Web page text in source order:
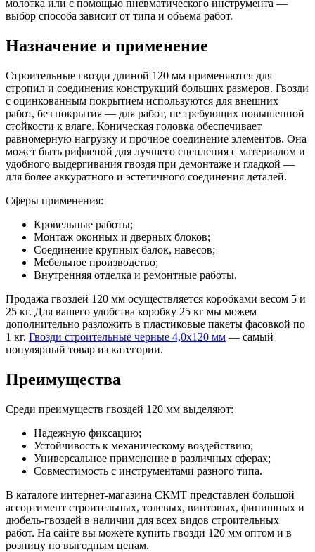
молотка или с помощью пневматического инструмента —
выбор способа зависит от типа и объема работ.
Назначение и применение
Строительные гвозди длиной 120 мм применяются для
стропил и соединения конструкций больших размеров. Гвозди
с оцинкованным покрытием используются для внешних
работ, без покрытия — для работ, не требующих повышенной
стойкости к влаге. Коническая головка обеспечивает
равномерную нагрузку и прочное соединение элементов. Она
может быть рифленой для лучшего сцепления с материалом и
удобного выдергивания гвоздя при демонтаже и гладкой —
для более аккуратного и эстетичного соединения деталей.
Сферы применения:
Кровельные работы;
Монтаж оконных и дверных блоков;
Соединение крупных балок, навесов;
Мебельное производство;
Внутренняя отделка и ремонтные работы.
Продажа гвоздей 120 мм осуществляется коробками весом 5 и
25 кг. Для вашего удобства коробку 25 кг мы можем
дополнительно разложить в пластиковые пакеты фасовкой по
1 кг. Гвозди строительные черные 4,0х120 мм — самый
популярный товар из категории.
Преимущества
Среди преимуществ гвоздей 120 мм выделяют:
Надежную фиксацию;
Устойчивость к механическому воздействию;
Универсальное применение в различных сферах;
Совместимость с инструментами разного типа.
В каталоге интернет-магазина СКМТ представлен большой
ассортимент строительных, толевых, винтовых, финишных и
дюбель-гвоздей в наличии для всех видов строительных
работ. На сайте вы можете купить гвозди 120 мм оптом и в
розницу по выгодным ценам.